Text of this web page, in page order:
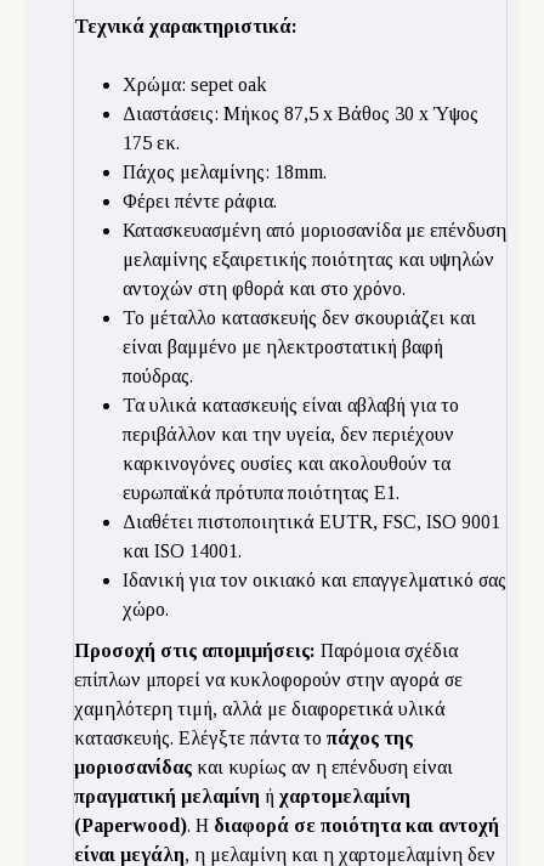
Τεχνικά χαρακτηριστικά:
Χρώμα: sepet oak
Διαστάσεις: Μήκος 87,5 x Βάθος 30 x Ύψος
175 εκ.
Πάχος μελαμίνης: 18mm.
Φέρει πέντε ράφια.
Κατασκευασμένη από μοριοσανίδα με επένδυση
μελαμίνης εξαιρετικής ποιότητας και υψηλών
αντοχών στη φθορά και στο χρόνο.
Το μέταλλο κατασκευής δεν σκουριάζει και
είναι βαμμένο με ηλεκτροστατική βαφή
πούδρας.
Τα υλικά κατασκευής είναι αβλαβή για το
περιβάλλον και την υγεία, δεν περιέχουν
καρκινογόνες ουσίες και ακολουθούν τα
ευρωπαϊκά πρότυπα ποιότητας Ε1.
Διαθέτει πιστοποιητικά EUTR, FSC, ISO 9001
και ISO 14001.
Ιδανική για τον οικιακό και επαγγελματικό σας
χώρο.
Προσοχή στις απομιμήσεις: Παρόμοια σχέδια
επίπλων μπορεί να κυκλοφορούν στην αγορά σε
χαμηλότερη τιμή, αλλά με διαφορετικά υλικά
κατασκευής. Ελέγξτε πάντα το πάχος της
μοριοσανίδας και κυρίως αν η επένδυση είναι
πραγματική μελαμίνη ή χαρτομελαμίνη
(Paperwood). Η διαφορά σε ποιότητα και αντοχή
είναι μεγάλη, η μελαμίνη και η χαρτομελαμίνη δεν